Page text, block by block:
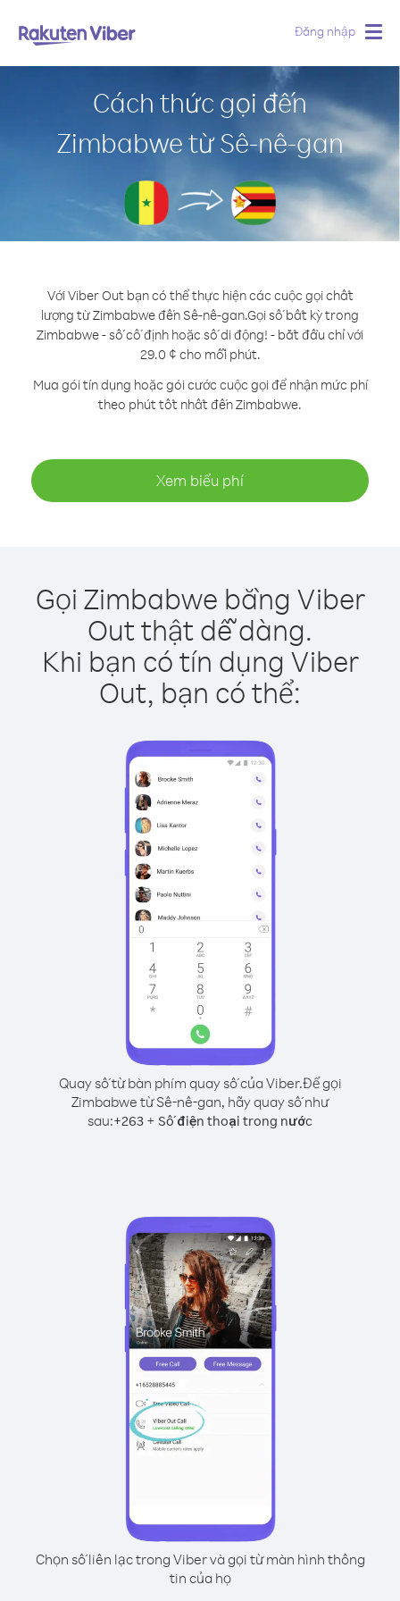
Đăng nhập
Cách thức gọi đến
Zimbabwe từ Sê-nê-gan
Với Viber Out bạn có thể thực hiện các cuộc gọi chất
lượng từ Zimbabwe đến Sê-nê-gan.Gọi số bất kỳ trong
Zimbabwe - số cố định hoặc số di động! - bắt đầu chỉ với
29.0 ¢ cho mỗi phút.
Mua gói tín dụng hoặc gói cước cuộc gọi để nhận mức phí
theo phút tốt nhất đến Zimbabwe.
Xem biểu phí
Gọi Zimbabwe bằng Viber
Out thật dễ dàng.
Khi bạn có tín dụng Viber
Out, bạn có thể:
Quay số từ bàn phím quay số của Viber.Để gọi
Zimbabwe từ Sê-nê-gan, hãy quay số như
sau:+263 + Số điện thoại trong nước
Chọn số liên lạc trong Viber và gọi từ màn hình thông
tin của họ